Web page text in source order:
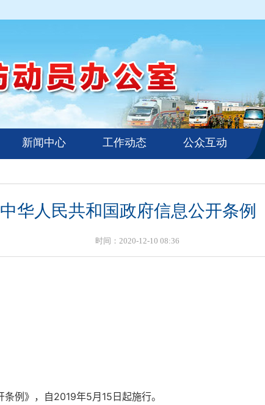
新闻中心 工作动态 公众互动
中华人民共和国政府信息公开条例
时间：2020-12-10 08:36
例》，自2019年5月15日起施行。